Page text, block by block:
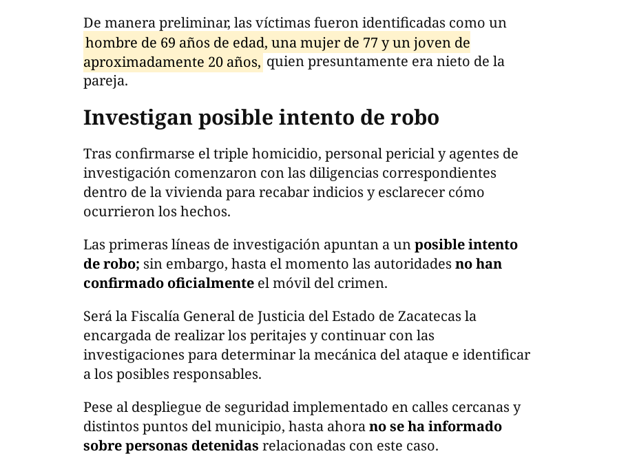
De manera preliminar, las víctimas fueron identificadas como un
hombre de 69 años de edad, una mujer de 77 y un joven de
aproximadamente 20 años, quien presuntamente era nieto de la
pareja.
Investigan posible intento de robo
Tras confirmarse el triple homicidio, personal pericial y agentes de
investigación comenzaron con las diligencias correspondientes
dentro de la vivienda para recabar indicios y esclarecer cómo
ocurrieron los hechos.
Las primeras líneas de investigación apuntan a unposible intento
de robo; sin embargo, hasta el momento las autoridades no han
confirmado oficialmente el móvil del crimen.
Será la Fiscalía General de Justicia del Estado de Zacatecas la
encargada de realizar los peritajes y continuar con las
investigaciones para determinar la mecánica del ataque e identificar
a los posibles responsables.
Pese al despliegue de seguridad implementado en calles cercanas y
distintos puntos del municipio, hasta ahorano se ha informado
sobre personas detenidas relacionadas con este caso.